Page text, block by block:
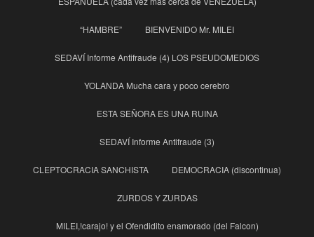
“HAMBRE” BIENVENIDO Mr. MILEI
SEDAVÍ Informe Antifraude (4) LOS PSEUDOMEDIOS
YOLANDA Mucha cara y poco cerebro
ESTA SEÑORA ES UNA RUINA
SEDAVÍ Informe Antifraude (3)
CLEPTOCRACIA SANCHISTA DEMOCRACIA (discontinua)
ZURDOS Y ZURDAS
MILEI,!carajo! y el Ofendidito enamorado (del Falcon)